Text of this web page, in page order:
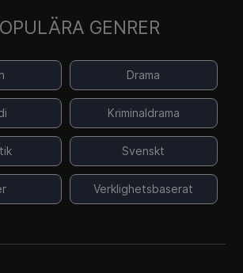
GENRER
Drama
Kriminaldrama
Svenskt
Verklighetsbaserat